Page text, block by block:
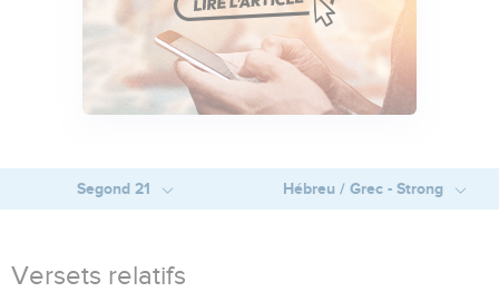
Segond 21 Hébreu / Grec - Strong
Versets relatifs